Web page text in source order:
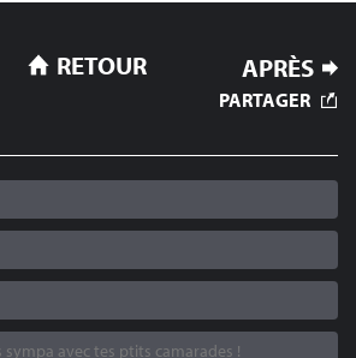
APRÈS
RETOUR
PARTAGER